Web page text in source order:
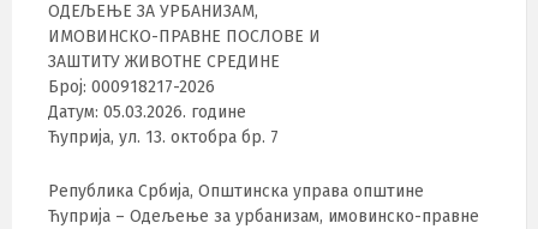
ОДЕЉЕЊЕ ЗА УРБАНИЗАМ,
ИМОВИНСКО-ПРАВНЕ ПОСЛОВЕ И
ЗАШТИТУ ЖИВОТНЕ СРЕДИНЕ
Број: 000918217-2026
Датум: 05.03.2026. године
Ћуприја, ул. 13. октобра бр. 7
Република Србија, Општинска управа општине
Ћуприја – Одељење за урбанизам, имовинско-правне